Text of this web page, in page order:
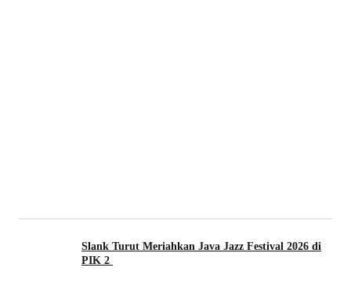
Slank Turut Meriahkan Java Jazz Festival 2026 di
PIK 2